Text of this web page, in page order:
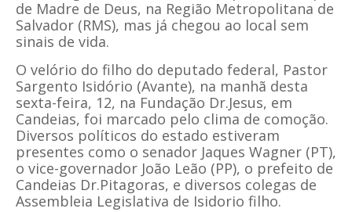
de Madre de Deus, na Região Metropolitana de
Salvador (RMS), mas já chegou ao local sem
sinais de vida.
O velório do filho do deputado federal, Pastor
Sargento Isidório (Avante), na manhã desta
sexta-feira, 12, na Fundação Dr.Jesus, em
Candeias, foi marcado pelo clima de comoção.
Diversos políticos do estado estiveram
presentes como o senador Jaques Wagner (PT),
o vice-governador João Leão (PP), o prefeito de
Candeias Dr.Pitagoras, e diversos colegas de
Assembleia Legislativa de Isidorio filho.